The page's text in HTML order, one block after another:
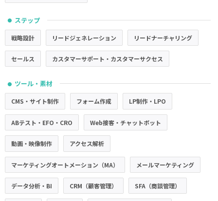
● ステップ
戦略設計 リードジェネレーション リードナーチャリング
セールス カスタマーサポート・カスタマーサクセス
● ツール・素材
CMS・サイト制作 フォーム作成 LP制作・LPO
ABテスト・EFO・CRO Web接客・チャットボット
動画・映像制作 アクセス解析
マーケティングオートメーション（MA） メールマーケティング
データ分析・BI CRM（顧客管理） SFA（商談管理）